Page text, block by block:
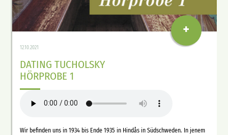
12.10.2021
DATING TUCHOLSKY
HÖRPROBE 1
Wir befinden uns in 1934 bis Ende 1935 in Hindås in Südschweden. In jenem
+